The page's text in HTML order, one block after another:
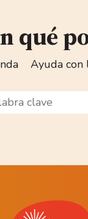
qué
Ayuda con
clave